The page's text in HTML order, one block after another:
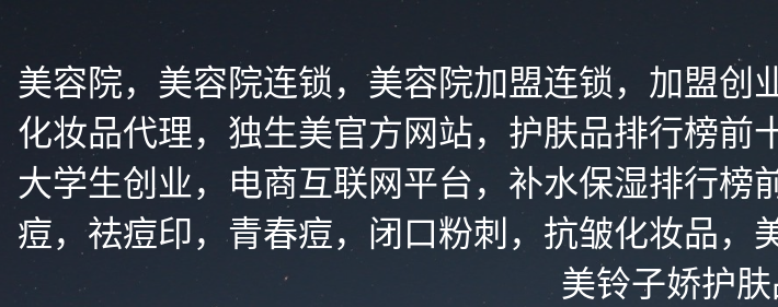
美容院，美容院连锁，美容院加盟连锁，加盟
化妆品代理，独生美官方网站，护肤品排行榜前
大学生创业，电商互联网平台，补水保湿排行
痘，祛痘印，青春痘，闭口粉刺，抗皱化妆品
美铃子娇护